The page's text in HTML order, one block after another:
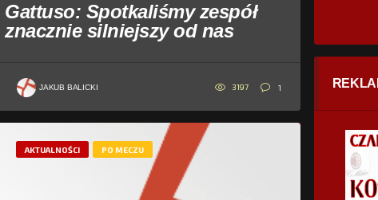
Gattuso: Spotkaliśmy zespół
znacznie silniejszy od nas
JAKUB BALICKI 3197 1
AKTUALNOŚCI PO MECZU